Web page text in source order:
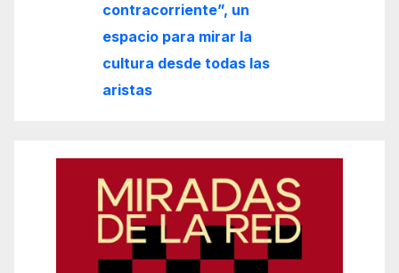
contracorriente”, un
espacio para mirar la
cultura desde todas las
aristas